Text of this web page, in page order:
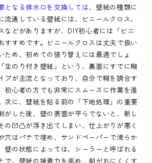
となる排水口を交換しては、壁紙の種類に
流通している壁紙には、ビニールクロス、
などがありますが、DIY初心者には「ビニ
すすめです。ビニールクロスは丈夫で扱い
ため、初めての張り替えには最適でしょ
生のり付き壁紙」という、裏面にすでに糊
プが主流となっており、自分で糊を調合す
初心者の方でも非常にスムーズに作業を進
次に、壁紙を貼る前の「下地処理」の重要
がした後、壁の表面が平らでないと、新し
の凹凸が浮き出てしまい、仕上がりが悪く
穴はパテで埋め、サンドペーパーで滑らか
壁の状態によっては、シーラーと呼ばれる
で、壁紙の接着力を高め、剥がれにくくす